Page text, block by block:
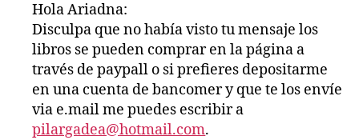
Hola Ariadna:
Disculpa que no había visto tu mensaje los
libros se pueden comprar en la página a
través de paypall o si prefieres depositarme
en una cuenta de bancomer y que te los envíe
via e.mail me puedes escribir a
pilargadea@hotmail.com.